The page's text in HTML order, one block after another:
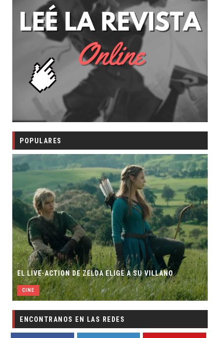
POPULARES
EL LIVE-ACTION DE ZELDA ELIGE A SU VILLANO
CINE
ENCONTRANOS EN LAS REDES